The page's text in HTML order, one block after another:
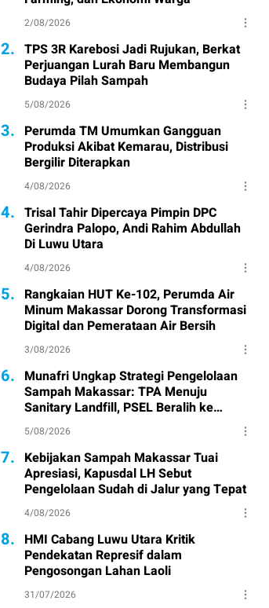
2/08/2026
2. TPS 3R Karebosi Jadi Rujukan, Berkat
Perjuangan Lurah Baru Membangun
Budaya Pilah Sampah
5/08/2026
3. Perumda TM Umumkan Gangguan
Produksi Akibat Kemarau, Distribusi
Bergilir Diterapkan
4/08/2026
4. Trisal Tahir Dipercaya Pimpin DPC
Gerindra Palopo, Andi Rahim Abdullah
Di Luwu Utara
4/08/2026
5. Rangkaian HUT Ke-102, Perumda Air
Minum Makassar Dorong Transformasi
Digital dan Pemerataan Air Bersih
3/08/2026
6. Munafri Ungkap Strategi Pengelolaan
Sampah Makassar: TPA Menuju
Sanitary Landfill, PSEL Beralih ke
Perpres 109
5/08/2026
7. Kebijakan Sampah Makassar Tuai
Apresiasi, Kapusdal LH Sebut
Pengelolaan Sudah di Jalur yang Tepat
4/08/2026
8. HMI Cabang Luwu Utara Kritik
Pendekatan Represif dalam
Pengosongan Lahan Laoli
31/07/2026